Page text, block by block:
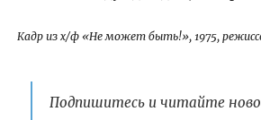
Кадр из х/ф «Не может быть!», 1975,
Подпишитесь и читайте